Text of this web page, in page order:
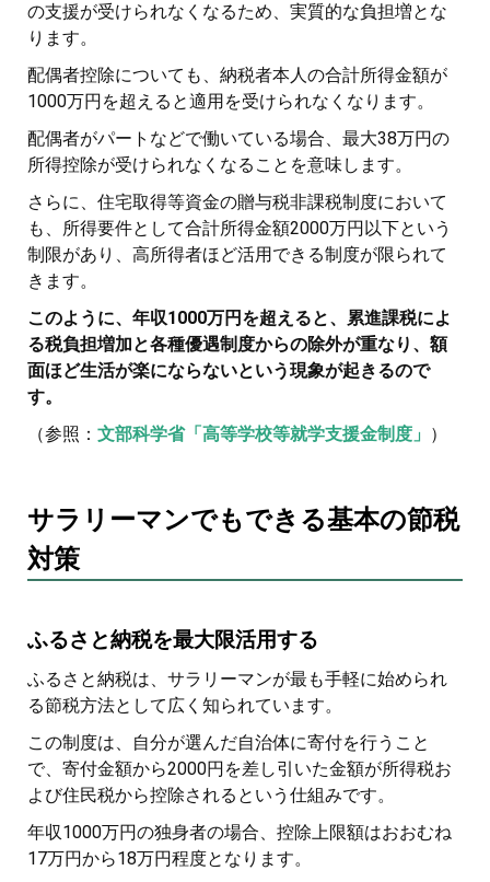
の支援が受けられなくなるため、実質的な負担増とな
ります。
配偶者控除についても、納税者本人の合計所得金額が
1000万円を超えると適用を受けられなくなります。
配偶者がパートなどで働いている場合、最大38万円の
所得控除が受けられなくなることを意味します。
さらに、住宅取得等資金の贈与税非課税制度において
も、所得要件として合計所得金額2000万円以下という
制限があり、高所得者ほど活用できる制度が限られて
きます。
このように、年収1000万円を超えると、累進課税によ
る税負担増加と各種優遇制度からの除外が重なり、額
面ほど生活が楽にならないという現象が起きるので
す。
（参照： 文部科学省「高等学校等就学支援金制度」 ）
サラリーマンでもできる基本の節税
対策
ふるさと納税を最大限活用する
ふるさと納税は、サラリーマンが最も手軽に始められ
る節税方法として広く知られています。
この制度は、自分が選んだ自治体に寄付を行うこと
で、寄付金額から2000円を差し引いた金額が所得税お
よび住民税から控除されるという仕組みです。
年収1000万円の独身者の場合、控除上限額はおおむね
17万円から18万円程度となります。